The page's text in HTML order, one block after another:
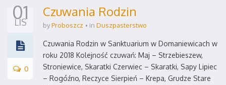
01
LIS
0
Czuwania Rodzin
byProboszcz in Duszpasterstwo
Czuwania Rodzin w Sanktuarium w Domaniewicach w
roku 2018 Kolejność czuwań: Maj – Strzebieszew,
Stroniewice, Skaratki Czerwiec – Skaratki, Sapy Lipiec
– Rogóźno, Reczyce Sierpień – Krepa, Grudze Stare